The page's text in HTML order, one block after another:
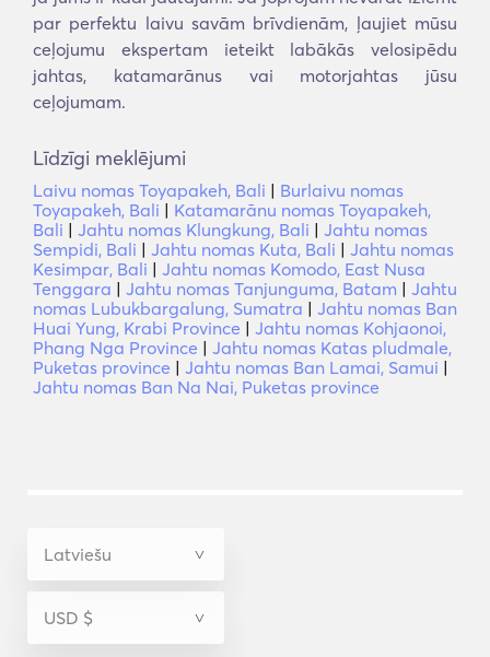
par perfektu laivu savām brīvdienām, ļaujiet mūsu
ceļojumu ekspertam ieteikt labākās velosipēdu
jahtas, katamarānus vai motorjahtas jūsu
ceļojumam.
Līdzīgi meklējumi
Laivu nomas Toyapakeh, Bali | Burlaivu nomas
Toyapakeh, Bali | Katamarānu nomas Toyapakeh,
Bali | Jahtu nomas Klungkung, Bali | Jahtu nomas
Sempidi, Bali | Jahtu nomas Kuta, Bali | Jahtu nomas
Kesimpar, Bali | Jahtu nomas Komodo, East Nusa
Tenggara | Jahtu nomas Tanjunguma, Batam | Jahtu
nomas Lubukbargalung, Sumatra | Jahtu nomas Ban
Huai Yung, Krabi Province | Jahtu nomas Kohjaonoi,
Phang Nga Province | Jahtu nomas Katas pludmale,
Puketas province | Jahtu nomas Ban Lamai, Samui |
Jahtu nomas Ban Na Nai, Puketas province